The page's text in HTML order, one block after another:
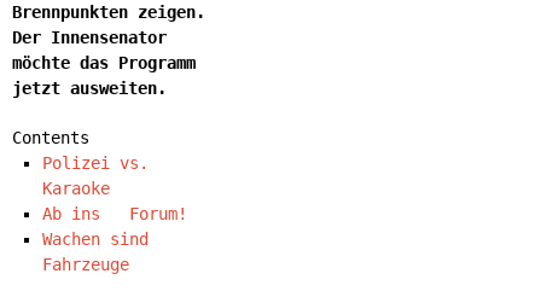
Brennpunkten zeigen.
Der Innensenator
möchte das Programm
jetzt ausweiten.
Contents
Polizei vs.
Karaoke
Ab ins Forum!
Wachen sind
Fahrzeuge